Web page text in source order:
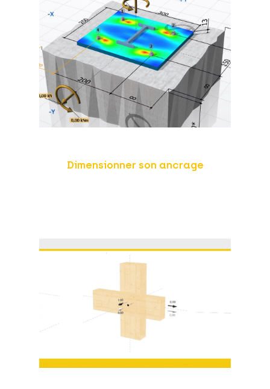
Dimensionner son ancrage